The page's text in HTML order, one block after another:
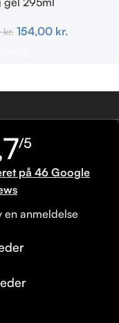
kr. 154,00 kr.
/5
på 46 Google
en anmeldelse